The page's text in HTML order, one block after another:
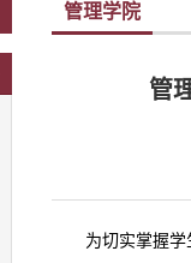
管理学院
管
为切实掌握